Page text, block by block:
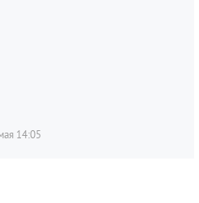
14:05